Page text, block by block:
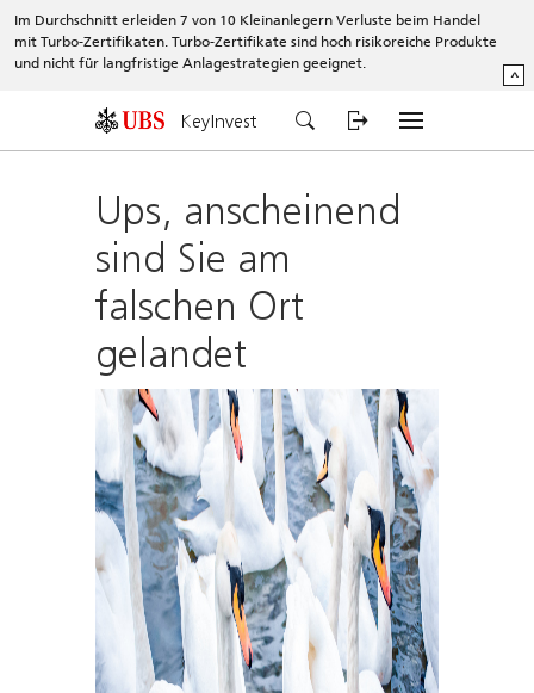
Im Durchschnitt erleiden 7 von 10 Kleinanlegern Verluste beim Handel
mit Turbo-Zertifikaten. Turbo-Zertifikate sind hoch risikoreiche Produkte
und nicht für langfristige Anlagestrategien geeignet.
^
KeyInvest
Ups, anscheinend
sind Sie am
falschen Ort
gelandet